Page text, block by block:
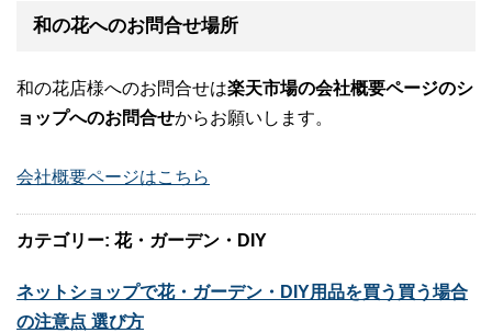
和の花へのお問合せ場所
和の花店様へのお問合せは楽天市場の会社概要ページのシ
ョップへのお問合せからお願いします。
会社概要ページはこちら
カテゴリー: 花・ガーデン・DIY
ネットショップで花・ガーデン・DIY用品を買う買う場合
の注意点 選び方